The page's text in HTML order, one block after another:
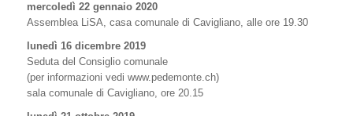
mercoledì 22 gennaio 2020
Assemblea LiSA, casa comunale di Cavigliano, alle ore 19.30
lunedì 16 dicembre 2019
Seduta del Consiglio comunale
(per informazioni vedi www.pedemonte.ch)
sala comunale di Cavigliano, ore 20.15